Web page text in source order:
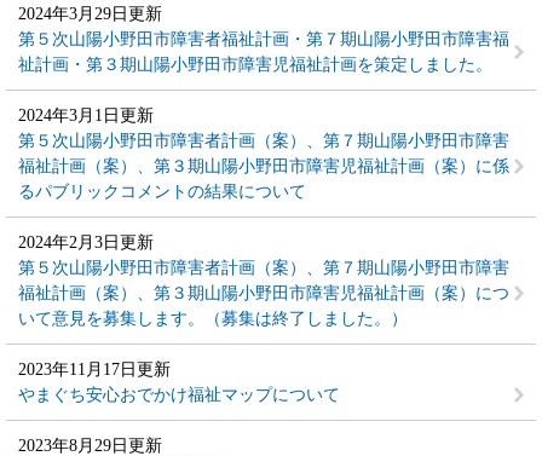
2024年3月29日更新
第５次山陽小野田市障害者福祉計画・第７期山陽小野田市障害福
祉計画・第３期山陽小野田市障害児福祉計画を策定しました。
2024年3月1日更新
第５次山陽小野田市障害者計画（案）、第７期山陽小野田市障害
福祉計画（案）、第３期山陽小野田市障害児福祉計画（案）に係
るパブリックコメントの結果について
2024年2月3日更新
第５次山陽小野田市障害者計画（案）、第７期山陽小野田市障害
福祉計画（案）、第３期山陽小野田市障害児福祉計画（案）につ
いて意見を募集します。（募集は終了しました。）
2023年11月17日更新
やまぐち安心おでかけ福祉マップについて
2023年8月29日更新